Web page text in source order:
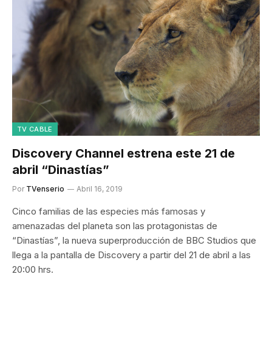
TV CABLE
Discovery Channel estrena este 21 de
abril “Dinastías”
Por TVenserio Abril 16, 2019
Cinco familias de las especies más famosas y
amenazadas del planeta son las protagonistas de
“Dinastías”, la nueva superproducción de BBC Studios que
llega a la pantalla de Discovery a partir del 21 de abril a las
20:00 hrs.